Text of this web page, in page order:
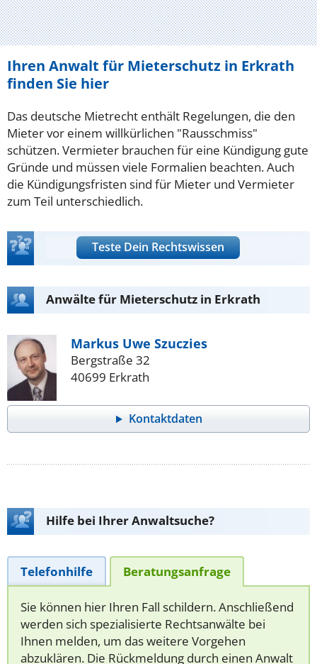
Ihren Anwalt für Mieterschutz in Erkrath
finden Sie hier
Das deutsche Mietrecht enthält Regelungen, die den
Mieter vor einem willkürlichen "Rausschmiss"
schützen. Vermieter brauchen für eine Kündigung gute
Gründe und müssen viele Formalien beachten. Auch
die Kündigungsfristen sind für Mieter und Vermieter
zum Teil unterschiedlich.
Teste Dein Rechtswissen
Anwälte für Mieterschutz in Erkrath
Markus Uwe Szuczies
Bergstraße 32
40699 Erkrath
Kontaktdaten
Hilfe bei Ihrer Anwaltsuche?
Telefonhilfe Beratungsanfrage
Sie können hier Ihren Fall schildern. Anschließend
werden sich spezialisierte Rechtsanwälte bei
Ihnen melden, um das weitere Vorgehen
abzuklären. Die Rückmeldung durch einen Anwalt